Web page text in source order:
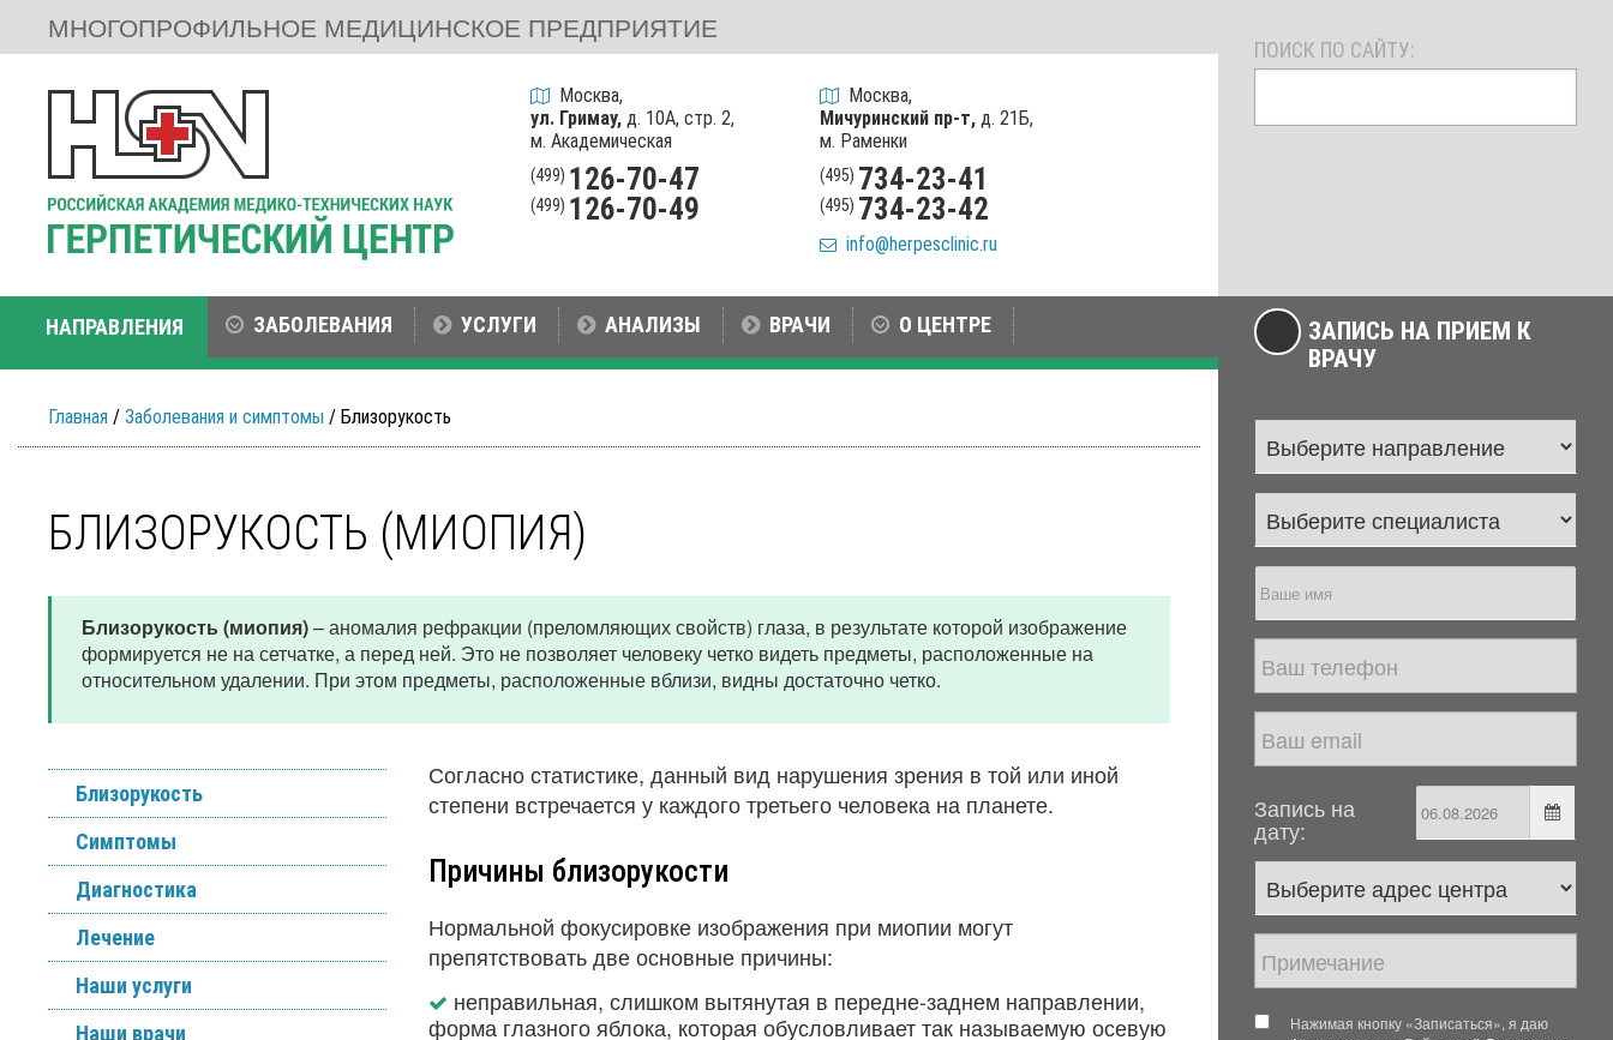
МНОГОПРОФИЛЬНОЕ МЕДИЦИНСКОЕ ПРЕДПРИЯТИЕ
Москва,
ул. Гримау,д. 10А, стр. 2,
м. Академическая
(499) 126-70-47
(499) 126-70-49
Москва,
Мичуринский пр-т, д. 21Б,
м. Раменки
(495) 734-23-41
(495) 734-23-42
info@herpesclinic.ru
ПОИСК ПО САЙТУ:
НАПРАВЛЕНИЯ ЗАБОЛЕВАНИЯ УСЛУГИ АНАЛИЗЫ ВРАЧИ О ЦЕНТРЕ
Главная / Заболевания и симптомы / Близорукость
БЛИЗОРУКОСТЬ (МИОПИЯ)
Близорукость (миопия)– аномалия рефракции (преломляющих свойств) глаза, в результате которой изображение
формируется не на сетчатке, а перед ней. Это не позволяет человеку четко видеть предметы, расположенные на
относительном удалении. При этом предметы, расположенные вблизи, видны достаточно четко.
Близорукость
Симптомы
Диагностика
Лечение
Наши услуги
Наши врачи
Согласно статистике, данный вид нарушения зрения в той или иной
степени встречается у каждого третьего человека на планете.
Причины близорукости
Нормальной фокусировке изображения при миопии могут
препятствовать две основные причины:
неправильная, слишком вытянутая в передне-заднем направлении,
форма глазного яблока, которая обусловливает так называемую осевую
ЗАПИСЬ НА ПРИЕМ К
ВРАЧУ
Запись на
дату:
Нажимая кнопку «Записаться», я даю